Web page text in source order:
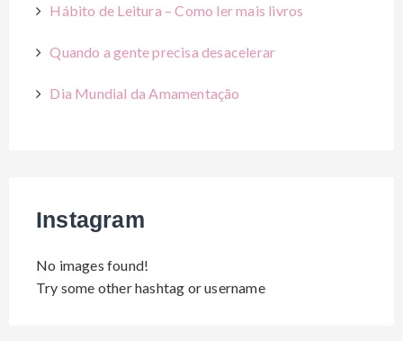
Hábito de Leitura – Como ler mais livros
Quando a gente precisa desacelerar
Dia Mundial da Amamentação
Instagram
No images found!
Try some other hashtag or username